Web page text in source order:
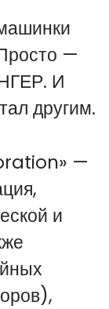
—
И
другим.
—
и